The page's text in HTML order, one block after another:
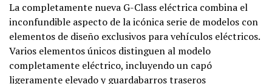
La completamente nueva G-Class eléctrica combina el
inconfundible aspecto de la icónica serie de modelos con
elementos de diseño exclusivos para vehículos eléctricos.
Varios elementos únicos distinguen al modelo
completamente eléctrico, incluyendo un capó
ligeramente elevado y guardabarros traseros